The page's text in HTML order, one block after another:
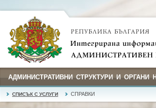
АДМИНИСТРАТИВНИ СТРУКТУРИ И ОРГАНИ
СПИСЪК С УСЛУГИ СПРАВКИ